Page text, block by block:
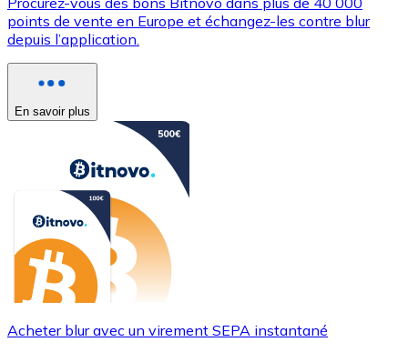
points de vente en Europe et échangez-les contre blur
depuis l’application.
En savoir plus
Acheter blur avec un virement SEPA instantané